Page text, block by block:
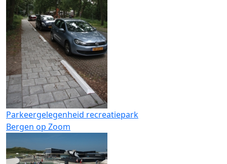
Parkeergelegenheid recreatiepark
Bergen op Zoom